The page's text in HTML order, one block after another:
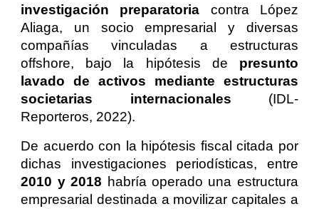
investigación preparatoria contra López
Aliaga, un socio empresarial y diversas
compañías vinculadas a estructuras
offshore, bajo la hipótesis de presunto
lavado de activos mediante estructuras
societarias internacionales (IDL-
Reporteros, 2022).
De acuerdo con la hipótesis fiscal citada por
dichas investigaciones periodísticas, entre
2010 y 2018 habría operado una estructura
empresarial destinada a movilizar capitales a